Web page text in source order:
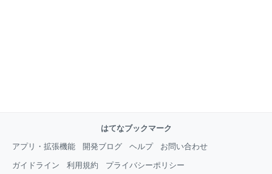
はてなブックマーク
アプリ・拡張機能
開発ブログ ヘルプ お問い合わせ
ガイドライン 利用規約 プライバシーポリシー